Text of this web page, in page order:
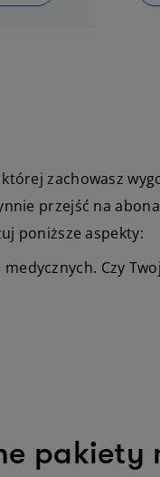
zachowasz
przejść na
poniższe aspekty:
Czy
pakiety